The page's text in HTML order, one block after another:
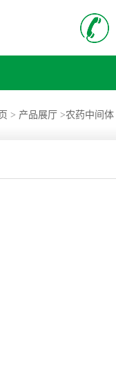
> 产品展厅 >农药中间体